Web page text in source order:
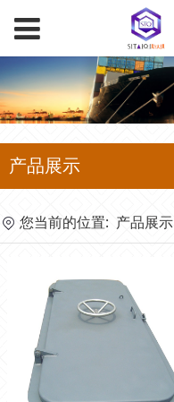
产品展示
您当前的位置: 产品展示